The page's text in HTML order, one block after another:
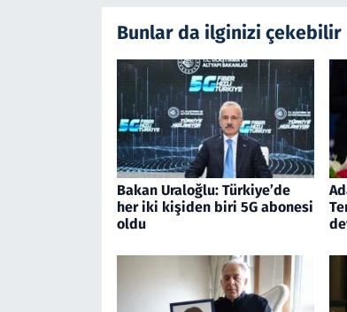
Bunlar da ilginizi çekebilir
Bakan Uraloğlu: Türkiye’de
her iki kişiden biri 5G abonesi
oldu